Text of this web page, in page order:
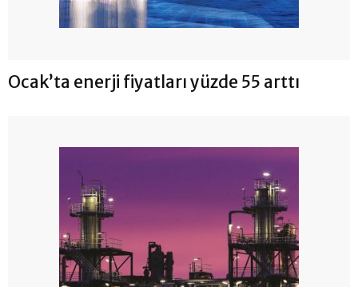
Ocak’ta enerji fiyatları yüzde 55 arttı